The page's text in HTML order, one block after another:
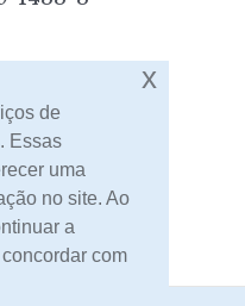
incluídos]
de
Essas
uma
no site. Ao
a
com
x